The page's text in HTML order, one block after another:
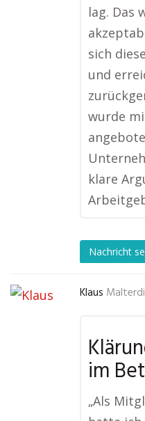
lag. Das
sich
und
wurde
klare
Nachricht
Klaus
im
„Als